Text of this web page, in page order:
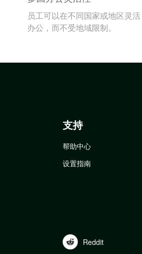
员工可以在不同国家或地区灵活
办公，而不受地域限制。
支持
帮助中心
设置指南
Reddit